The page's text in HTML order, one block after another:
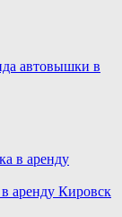
автовышки в
в аренду
аренду Кировск